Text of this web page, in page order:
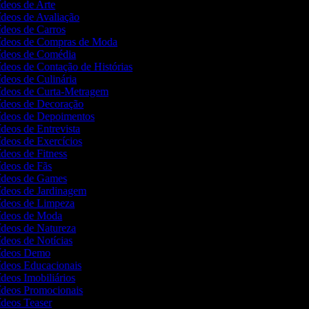
de Arte
de Avaliação
de Carros
de Compras de Moda
de Comédia
de Contação de Histórias
de Culinária
de Curta-Metragem
de Decoração
de Depoimentos
de Entrevista
de Exercícios
de Fitness
de Fãs
de Games
de Jardinagem
de Limpeza
de Moda
de Natureza
de Notícias
Demo
Educacionais
Imobiliários
Promocionais
Teaser